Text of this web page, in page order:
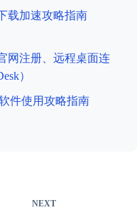
载加速攻略指南
网注册、远程桌面连
）
件使用攻略指南
NEXT